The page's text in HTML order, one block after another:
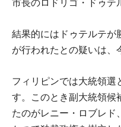
結果的にはドゥテルテが
が行われたとの疑いは、
フィリピンでは大統領選
す。このとき副大統領候
たのがレニー・ロブレド